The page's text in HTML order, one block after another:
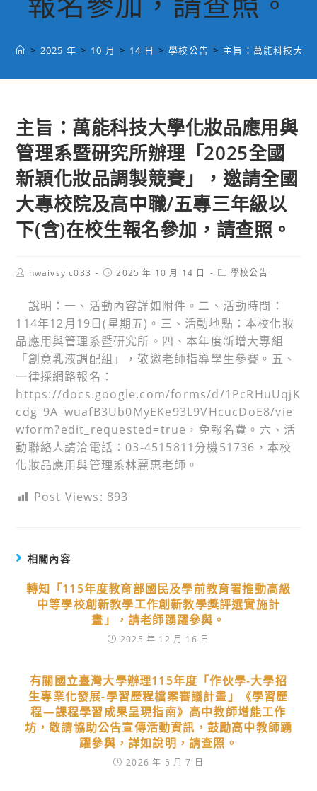
> 2025 年 > 10 月 > 14 日 > 學校公告 > 主旨：萬能科技大
主旨：萬能科技大學化妝品應用與
管理系暨研究所辦理「2025全國
新穎化妝品調製競賽」，邀請全國
大專校院及高中職/五專三年級以
下(含)在校生報名參加，請查照。
Posthwaivsylc033
Post2025 年 10 月 14 日
Post學校公告
說明：一、活動內容詳如附件。二、活動時間：
114年12月19日(星期五)。三、活動地點：本校化妝
品應用與管理系暨研究所。四、本年度新增大專組
「創意乳液調配組」，敬邀老師指導學生參賽。五、
一律採網路報名：
https://docs.google.com/forms/d/1PcRHuUqjK
cdg_9A_wuafB3Ub0MyEKe93L9VHcucDoE8/vie
wform?edit_requested=true，免報名費。六、活
動聯絡人請洽電話：03-4515811分機51736，本校
化妝品應用與管理系林麗惠老師。
Post Views: 893
相關內容
轉知「115年度教育部國民及學前教育署推動高級
中等學校創新教學工作創新教學獎評選實施計
畫」，請老師踴躍參與。
2025 年 12 月 16 日
有關國立臺灣大學辦理115年度「作伙學-大學招
生專業化發展-學習歷程檔案審議計畫」《學習歷
程—課程學習成果呈現指南》高中教師增能工作
坊，敬請協助公告宣傳活動資訊，鼓勵高中教師踴
躍參與，詳如說明，請查照。
2026 年 5 月 7 日